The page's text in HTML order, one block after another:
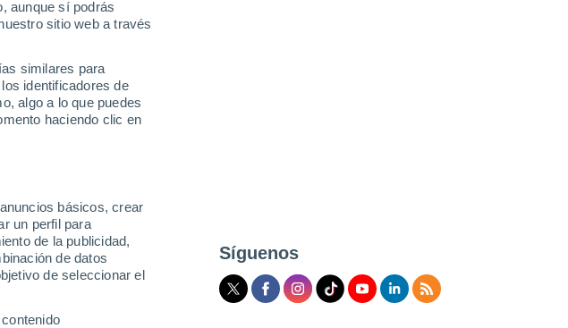
aunque sí podrás
sitio web a través
similares para
identificadores de
algo a lo que puedes
haciendo clic en
básicos, crear
un perfil para
de la publicidad,
de datos
de seleccionar el
tocar tierra.
Síguenos